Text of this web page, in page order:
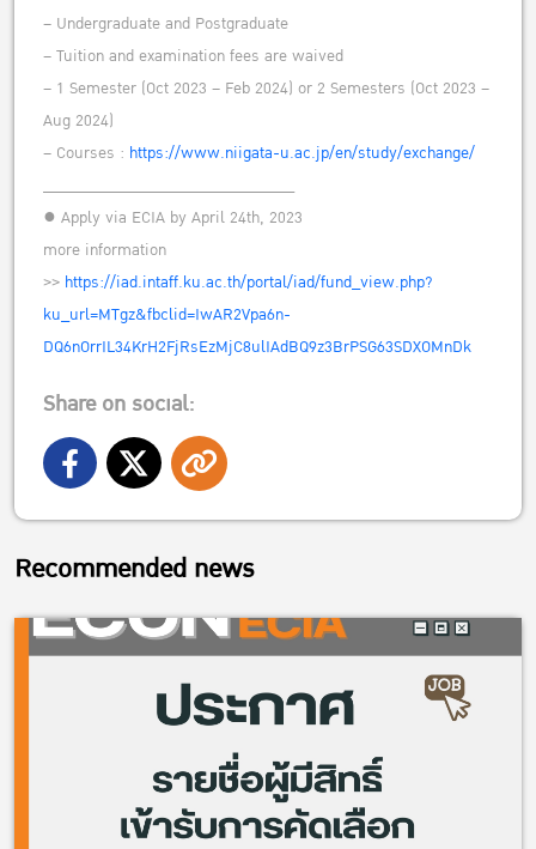
– Undergraduate and Postgraduate
– Tuition and examination fees are waived
– 1 Semester (Oct 2023 – Feb 2024) or 2 Semesters (Oct 2023 –
Aug 2024)
– Courses : https://www.niigata-u.ac.jp/en/study/exchange/
______________________________
● Apply via ECIA by April 24th, 2023
more information
>> https://iad.intaff.ku.ac.th/portal/iad/fund_view.php?
ku_url=MTgz&fbclid=IwAR2Vpa6n-
DQ6nOrrIL34KrH2FjRsEzMjC8ulIAdBQ9z3BrPSG63SDXOMnDk
Share on social:
Recommended news